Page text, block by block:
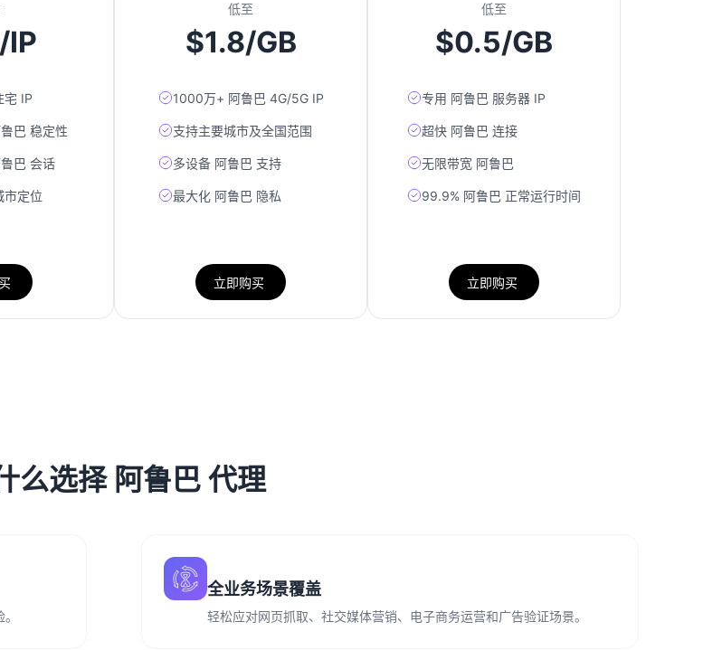
IP
宅 IP
巴 稳定性
巴 会话
市定位
低至
$1.8/GB
1000万+ 阿鲁巴 4G/5G IP
支持主要城市及全国范围
多设备 阿鲁巴 支持
最大化 阿鲁巴 隐私
立即购买
低至
$0.5/GB
专用 阿鲁巴 服务器 IP
超快 阿鲁巴 连接
无限带宽 阿鲁巴
99.9% 阿鲁巴 正常运行时间
立即购买
么选择 阿鲁巴 代理
全业务场景覆盖
轻松应对网页抓取、社交媒体营销、电子商务运营和广告验证场景。